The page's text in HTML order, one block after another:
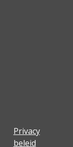
Privacy
beleid